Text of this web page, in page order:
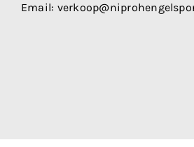
Email: